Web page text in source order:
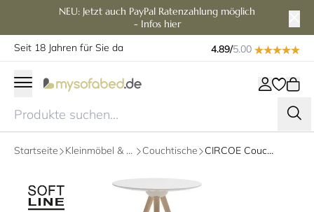
NEU: Jetzt auch PayPal Ratenzahlung möglich
- Infos hier
Seit 18 Jahren für Sie da
4.89/5.00
Startseite Kleinmöbel & Zubehör Couchtische CIRCOE Couchtisch, Beistelltisch von Softline